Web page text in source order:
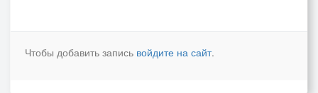
Чтобы добавить запись войдите на сайт.